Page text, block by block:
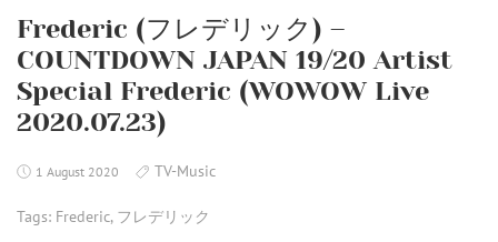
Frederic (フレデリック) –
COUNTDOWN JAPAN 19/20 Artist
Special Frederic (WOWOW Live
2020.07.23)
1 August 2020 TV-Music
Tags: Frederic, フレデリック